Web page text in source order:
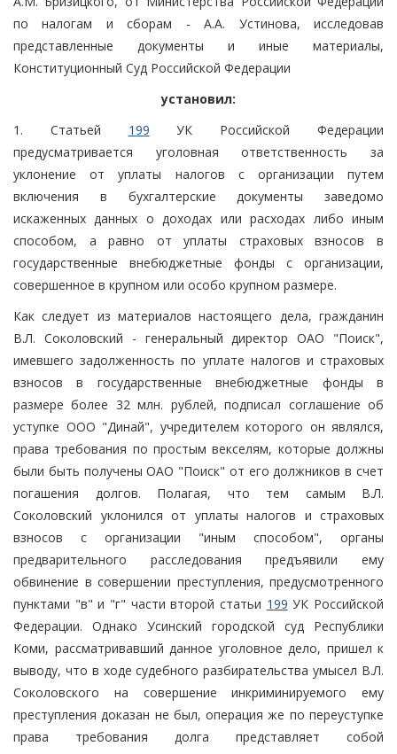
по налогам и сборам - А.А. Устинова, исследовав
представленные документы и иные материалы,
Конституционный Суд Российской Федерации
установил:
1. Статьей 199 УК Российской Федерации
предусматривается уголовная ответственность за
уклонение от уплаты налогов с организации путем
включения в бухгалтерские документы заведомо
искаженных данных о доходах или расходах либо иным
способом, а равно от уплаты страховых взносов в
государственные внебюджетные фонды с организации,
совершенное в крупном или особо крупном размере.
Как следует из материалов настоящего дела, гражданин
В.Л. Соколовский - генеральный директор ОАО "Поиск",
имевшего задолженность по уплате налогов и страховых
взносов в государственные внебюджетные фонды в
размере более 32 млн. рублей, подписал соглашение об
уступке ООО "Динай", учредителем которого он являлся,
права требования по простым векселям, которые должны
были быть получены ОАО "Поиск" от его должников в счет
погашения долгов. Полагая, что тем самым В.Л.
Соколовский уклонился от уплаты налогов и страховых
взносов с организации "иным способом", органы
предварительного расследования предъявили ему
обвинение в совершении преступления, предусмотренного
пунктами "в" и "г" части второй статьи 199 УК Российской
Федерации. Однако Усинский городской суд Республики
Коми, рассматривавший данное уголовное дело, пришел к
выводу, что в ходе судебного разбирательства умысел В.Л.
Соколовского на совершение инкриминируемого ему
преступления доказан не был, операция же по переуступке
права требования долга представляет собой